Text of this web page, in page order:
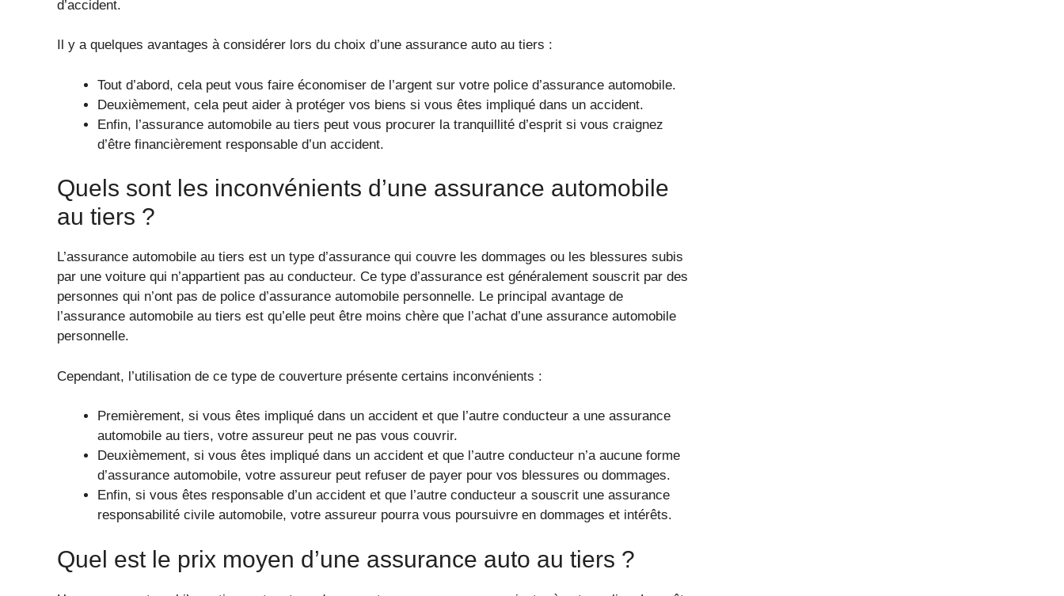
d’accident.
Il y a quelques avantages à considérer lors du choix d’une assurance auto au tiers :
Tout d’abord, cela peut vous faire économiser de l’argent sur votre police d’assurance automobile.
Deuxièmement, cela peut aider à protéger vos biens si vous êtes impliqué dans un accident.
Enfin, l’assurance automobile au tiers peut vous procurer la tranquillité d’esprit si vous craignez
d’être financièrement responsable d’un accident.
Quels sont les inconvénients d’une assurance automobile
au tiers ?
L’assurance automobile au tiers est un type d’assurance qui couvre les dommages ou les blessures subis
par une voiture qui n’appartient pas au conducteur. Ce type d’assurance est généralement souscrit par des
personnes qui n’ont pas de police d’assurance automobile personnelle. Le principal avantage de
l’assurance automobile au tiers est qu’elle peut être moins chère que l’achat d’une assurance automobile
personnelle.
Cependant, l’utilisation de ce type de couverture présente certains inconvénients :
Premièrement, si vous êtes impliqué dans un accident et que l’autre conducteur a une assurance
automobile au tiers, votre assureur peut ne pas vous couvrir.
Deuxièmement, si vous êtes impliqué dans un accident et que l’autre conducteur n’a aucune forme
d’assurance automobile, votre assureur peut refuser de payer pour vos blessures ou dommages.
Enfin, si vous êtes responsable d’un accident et que l’autre conducteur a souscrit une assurance
responsabilité civile automobile, votre assureur pourra vous poursuivre en dommages et intérêts.
Quel est le prix moyen d’une assurance auto au tiers ?